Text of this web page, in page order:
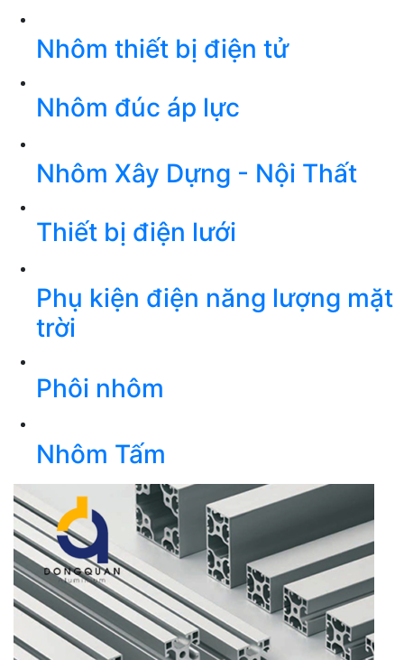
Nhôm thiết bị điện tử
Nhôm đúc áp lực
Nhôm Xây Dựng - Nội Thất
Thiết bị điện lưới
Phụ kiện điện năng lượng mặt
trời
Phôi nhôm
Nhôm Tấm